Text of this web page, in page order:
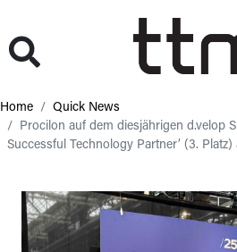
Home
Quick News
Procilon auf dem diesjährigen d.velop
Successful Technology Partner’ (3. Platz)